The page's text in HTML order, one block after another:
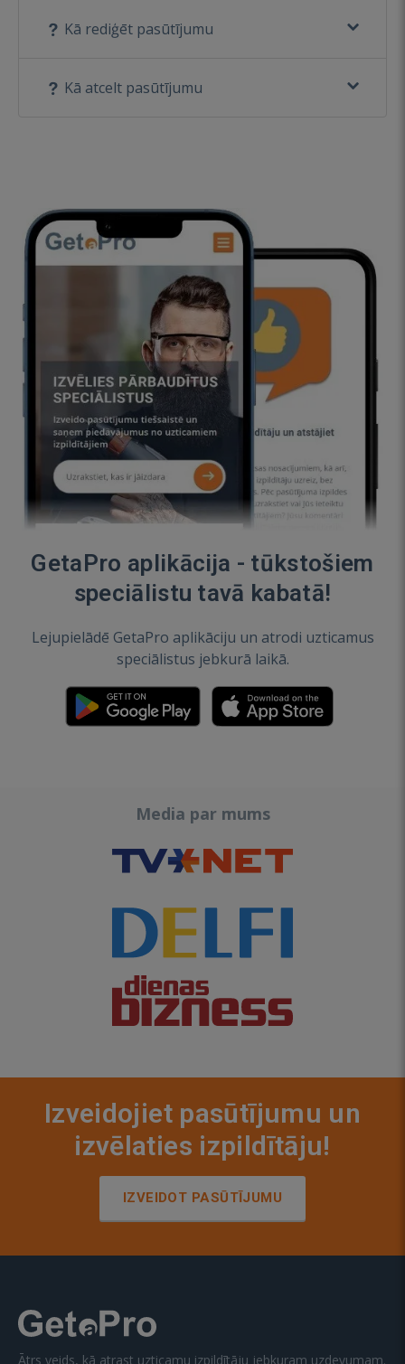
Kā rediģēt pasūtījumu
Kā atcelt pasūtījumu
GetaPro aplikācija - tūkstošiem
speciālistu tavā kabatā!
Lejupielādē GetaPro aplikāciju un atrodi uzticamus
speciālistus jebkurā laikā.
Media par mums
Izveidojiet pasūtījumu un
izvēlaties izpildītāju!
IZVEIDOT PASŪTĪJUMU
Ātrs veids, kā atrast uzticamu izpildītāju jebkuram uzdevumam.